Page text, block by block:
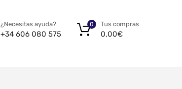
¿Necesitas ayuda?
+34 606 080 575
Tus compras
0,00€
0